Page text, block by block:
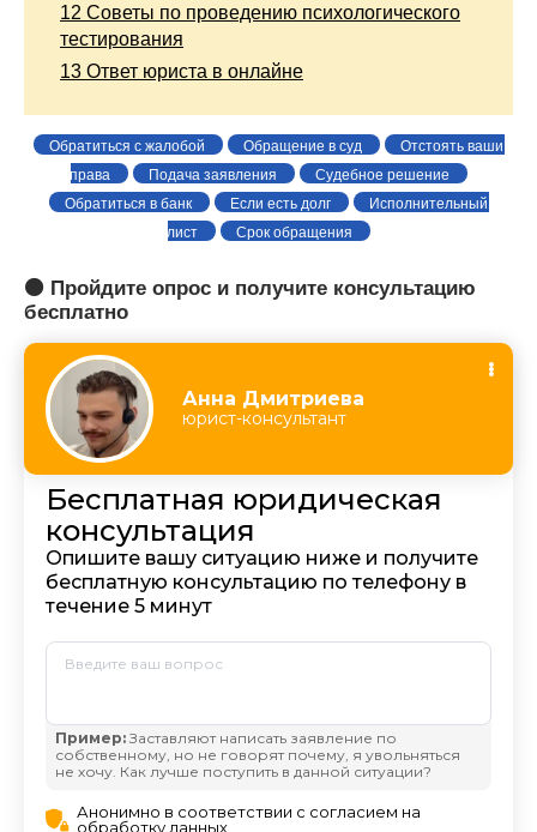
12 Советы по проведению психологического
тестирования
13 Ответ юриста в онлайне
Обратиться с жалобой Обращение в суд
Отстоять ваши
права
Подача заявления
Судебное решение
Обратиться в банк
Если есть долг
Исполнительный
лист
Срок обращения
🟠 Пройдите опрос и получите консультацию
бесплатно